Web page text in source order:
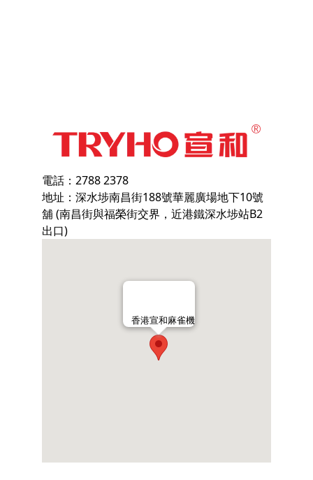
電話：2788 2378
地址：深水埗南昌街188號華麗廣場地下10號
舖 (南昌街與福榮街交界，近港鐵深水埗站B2
出口)
香港宣和麻雀機